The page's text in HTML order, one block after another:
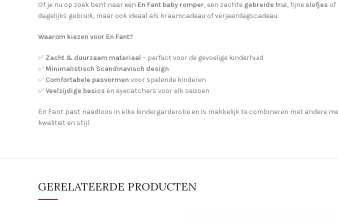
Of je nu op zoek bent naar een En Fant baby romper, een zachte gebreide trui, fijne slofjes of
dagelijks gebruik, maar ook ideaal als kraamcadeau of verjaardagscadeau.
Waarom kiezen voor En Fant?
✅ Zacht & duurzaam materiaal – perfect voor de gevoelige kinderhuid
✅ Minimalistisch Scandinavisch design
✅ Comfortabele pasvormen voor spelende kinderen
✅Veelzijdige basics én eyecatchers voor elk seizoen
En Fant past naadloos in elke kindergarderobe en is makkelijk te combineren met andere
kwaliteit en stijl.
GERELATEERDE PRODUCTEN